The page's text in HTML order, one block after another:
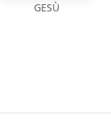
GESÙ